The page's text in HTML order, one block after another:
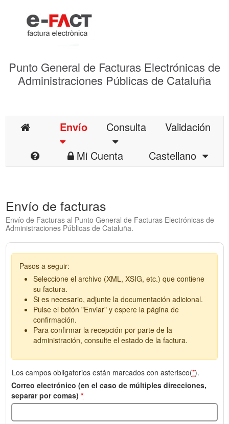
Punto General de Facturas Electrónicas de
Administraciones Públicas de Cataluña
Envío Consulta
Validación
Mi Cuenta
Castellano
Envío de facturas
Envío de Facturas al Punto General de Facturas Electrónicas de
Administraciones Públicas de Cataluña.
Pasos a seguir:
Seleccione el archivo (XML, XSIG, etc.) que contiene
su factura.
Si es necesario, adjunte la documentación adicional.
Pulse el botón "Enviar" y espere la página de
confirmación.
Para confirmar la recepción por parte de la
administración, consulte el estado de la factura.
Los campos obligatorios están marcados con asterisco(*).
Correo electrónico (en el caso de múltiples direcciones,
separar por comas) *